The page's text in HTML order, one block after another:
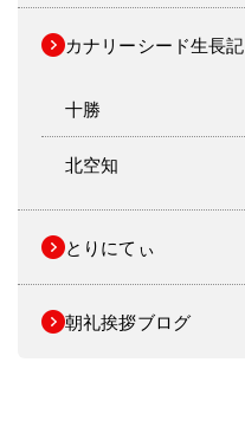
カナリーシード生長記
十勝
北空知
とりにてぃ
朝礼挨拶ブログ